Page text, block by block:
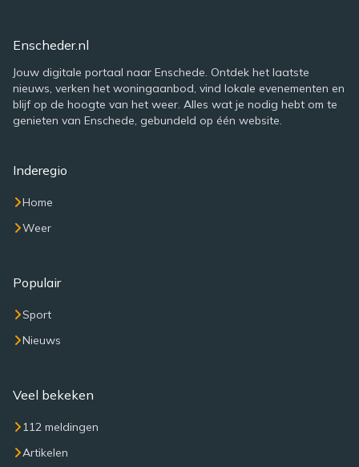
Enscheder.nl
Jouw digitale portaal naar Enschede. Ontdek het laatste
nieuws, verken het woningaanbod, vind lokale evenementen en
blijf op de hoogte van het weer. Alles wat je nodig hebt om te
genieten van Enschede, gebundeld op één website.
Inderegio
Home
Weer
Populair
Sport
Nieuws
Veel bekeken
112 meldingen
Artikelen